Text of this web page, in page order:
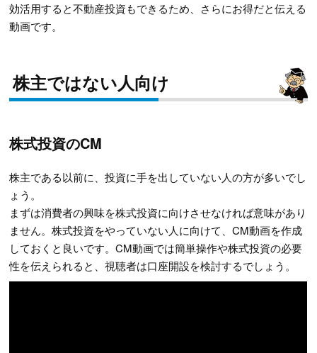
効活用すると不動産投資もできるため、さらにお得だと伝える
動画です。
株主ではない人向け
株式投資のCM
株主である以前に、投資に手を出していない人の方が多いでし
ょう。
まずは消費者の興味を株式投資に向けさせなければ意味があり
ません。株式投資をやっていない人に向けて、CM動画を作成
しておくと良いです。CM動画では簡単操作や株式投資の必要
性を伝えられると、視聴者は口座開設を検討するでしょう。